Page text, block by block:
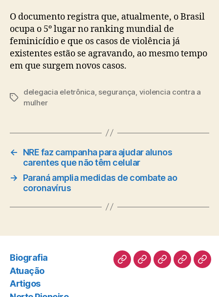
O documento registra que, atualmente, o Brasil
ocupa o 5º lugar no ranking mundial de
feminicídio e que os casos de violência já
existentes estão se agravando, ao mesmo tempo
em que surgem novos casos.
Tags
delegacia eletrônica segurança violencia contra a
mulher
←
NRE faz campanha para ajudar alunos
carentes que não têm celular
→
Paraná amplia medidas de combate ao
coronavírus
Biografia
Atuação
Artigos
BiografiaAtuaçãoArtigosNorte